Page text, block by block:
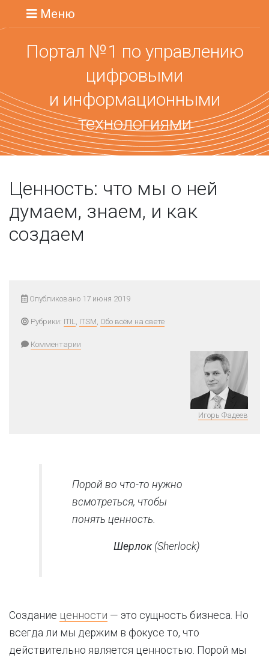
Меню
Портал №1 по управлению
цифровыми
и информационными
технологиями
Ценность: что мы о ней
думаем, знаем, и как
создаем
Опубликовано 17 июня 2019
Рубрики: ITIL, ITSM, Обо всём на свете
Комментарии
Игорь Фадеев
Порой во что-то нужно
всмотреться, чтобы
понять ценность.
Шерлок(Sherlock)
Создание ценности — это сущность бизнеса. Но
всегда ли мы держим в фокусе то, что
действительно является ценностью. Порой мы